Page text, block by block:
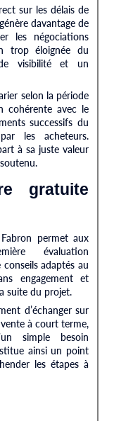
sur les délais de
davantage de
les négociations
trop éloignée du
visibilité et un
selon la période
cohérente avec le
successifs du
les acheteurs.
à sa juste valeur
gratuite
permet aux
évaluation
adaptés au
engagement et
suite du projet.
d’échanger sur
vente à court terme,
simple besoin
ainsi un point
les étapes à